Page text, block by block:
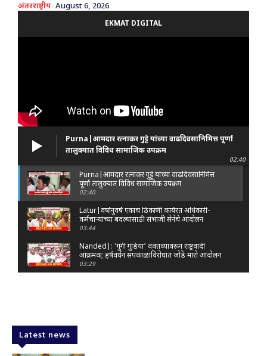
अंतरराष्ट्रीय August 6, 2026
EKMAT DIGITAL
Purna|आमदार रत्नाकर गुट्टे यांच्या वाढदिवसानिमित्त पूर्णा
तालुक्यात विविध सामाजिक उपक्रम
02:40
Purna|आमदार रत्नाकर गुट्टे यांच्या वाढदिवसानिमित्त
पूर्णा तालुक्यात विविध सामाजिक उपक्रम
02:40
Latur|वर्षानुवर्षे एकाच ठिकाणी कार्यरत अधिकारी-
कर्मचाऱ्यांच्या बदल्यांसाठी संभाजी सेनेचे आंदोलन
03:44
Nanded|: 'गुंगी गुडिया' वक्तव्यावरून राष्ट्रवादी
आक्रमक; हर्षवर्धन सपकाळांविरोधात जोडे मारो आंदोलन
03:29
Latur|नांदेड–बिदर महामार्गावरील सिमेंट रस्त्याला मोठ्या
Latest news